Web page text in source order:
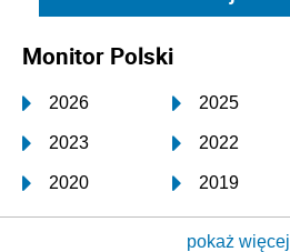
Monitor Polski
2026 2025
2023 2022
2020 2019
2017 2016
pokaż więcej